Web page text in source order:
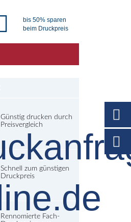
bis 50% sparen
beim Druckpreis
Günstig drucken durch
Preisvergleich
Schnell zum günstigen
Druckpreis
Rennomierte Fach-